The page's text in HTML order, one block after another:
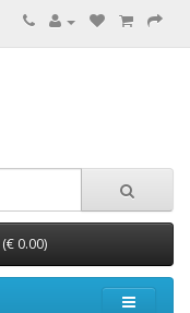
(€ 0.00)